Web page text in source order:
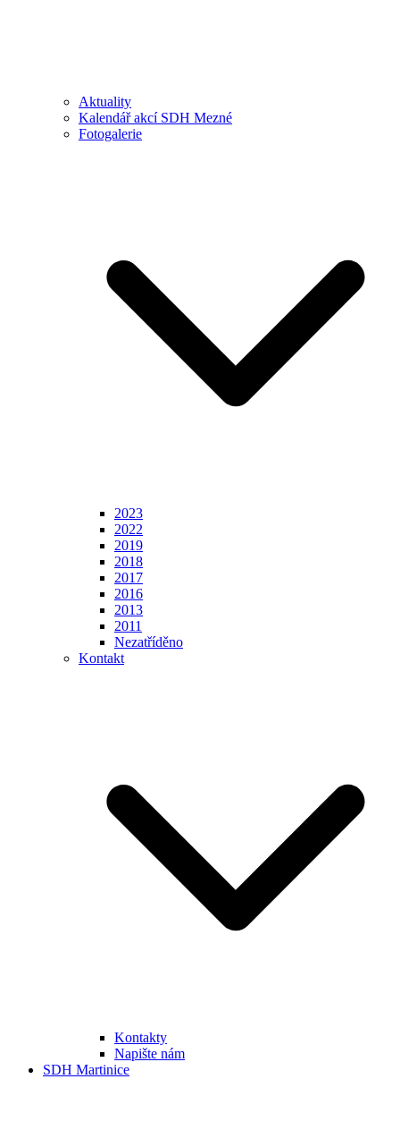
Aktuality
Kalendář akcí SDH Mezné
Fotogalerie
2023
2022
2019
2018
2017
2016
2013
2011
Nezatříděno
Kontakt
Kontakty
Napište nám
SDH Martinice